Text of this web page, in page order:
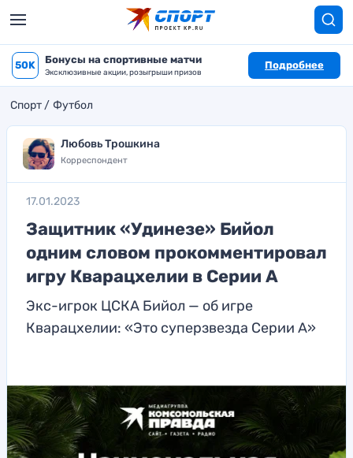
50K Бонусы на спортивные матчи
Эксклюзивные акции, розыгрыши призов
Подробнее
Спорт Футбол
Любовь Трошкина
Корреспондент
17.01.2023
Защитник «Удинезе» Бийол
одним словом прокомментировал
игру Кварацхелии в Серии А
Экс-игрок ЦСКА Бийол — об игре
Кварацхелии: «Это суперзвезда Серии А»